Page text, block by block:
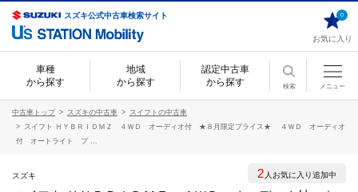
スズキ公式中古車検索サイト
お気に入り
0
車種
から探す
地域
から探す
認定中古車
から探す
検索 メニュー
中古車トップ スズキの中古車
スイフトの中古車
スイフト ＨＹＢＲＩＤＭＺ ４ＷＤ オーディオ付 ★８月限定プライス★ ４ＷＤ オーディオ
付 オートライト プ ...
スズキ 2 人お気に入り追加中